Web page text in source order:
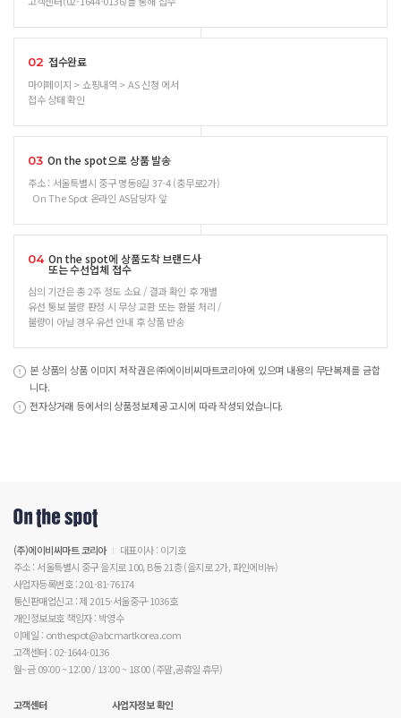
02 접수완료
마이페이지 > 쇼핑내역 > AS 신청 에서
접수 상태 확인
03 On the spot으로 상품 발송
주소 : 서울특별시 중구 명동8길 37-4 (충무로2가)
On The Spot 온라인 AS담당자 앞
04 On the spot에 상품도착 브랜드사
또는 수선업체 접수
심의 기간은 총 2주 정도 소요 / 결과 확인 후 개별
유선 통보 불량 판정 시 무상 교환 또는 환불 처리 /
불량이 아닐 경우 유선 안내 후 상품 반송
본 상품의 상품 이미지 저작권은 ㈜에이비씨마트코리아에 있으며 내용의 무단복제를 금합
니다.
전자상거래 등에서의 상품정보제공 고시에 따라 작성되었습니다.
(주)에이비씨마트 코리아
대표이사 : 이기호
주소 : 서울특별시 중구 을지로 100, B동 21층 (을지로 2가, 파인에비뉴)
사업자등록번호 : 201-81-76174
통신판매업신고 : 제 2015-서울중구-1036호
개인정보보호 책임자 : 박영수
이메일 : onthespot@abcmartkorea.com
고객센터 : 02-1644-0136
월~금 09:00 ~ 12:00 / 13:00 ~ 18:00 (주말,공휴일 휴무)
고객센터 사업자정보 확인